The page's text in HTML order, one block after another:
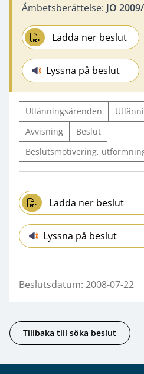
Ämbetsberättelse: JO
Ladda ner beslut
Lyssna på beslut
Utlänningsärenden
Avvisning
Beslut
Beslutsmotivering,
Ladda ner beslut
Lyssna på beslut
Beslutsdatum: 2008-07-22
Tillbaka till söka beslut